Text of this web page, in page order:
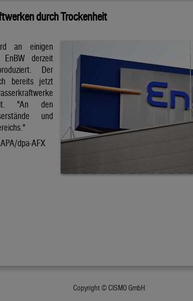
durch Trockenheit
an einigen
EnBW derzeit
Der
bereits jetzt
"An den
und
APA/dpa-AFX
Copyright © CISMO GmbH